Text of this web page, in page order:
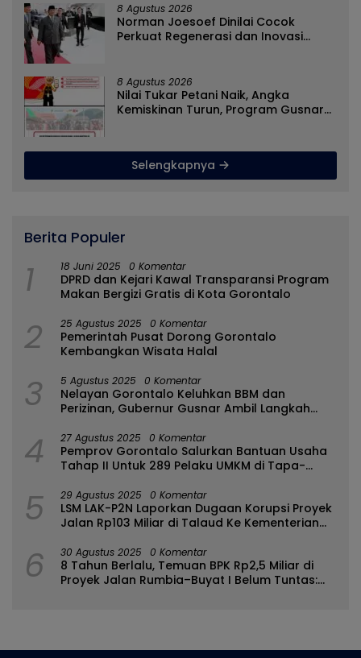
8 Agustus 2026
Norman Joesoef Dinilai Cocok
Perkuat Regenerasi dan Inovasi
8 Agustus 2026
Nilai Tukar Petani Naik, Angka
Kemiskinan Turun, Program Gusnar-
Selengkapnya
Berita Populer
1 18 Juni 2025 0 Komentar
DPRD dan Kejari Kawal Transparansi Program
Makan Bergizi Gratis di Kota Gorontalo
2 25 Agustus 2025 0 Komentar
Pemerintah Pusat Dorong Gorontalo
Kembangkan Wisata Halal
3 5 Agustus 2025 0 Komentar
Nelayan Gorontalo Keluhkan BBM dan
Perizinan, Gubernur Gusnar Ambil Langkah
4 27 Agustus 2025 0 Komentar
Pemprov Gorontalo Salurkan Bantuan Usaha
Tahap II Untuk 289 Pelaku UMKM di Tapa-
5 29 Agustus 2025 0 Komentar
LSM LAK-P2N Laporkan Dugaan Korupsi Proyek
Jalan Rp103 Miliar di Talaud Ke Kementerian
6 30 Agustus 2025 0 Komentar
8 Tahun Berlalu, Temuan BPK Rp2,5 Miliar di
Proyek Jalan Rumbia–Buyat I Belum Tuntas: